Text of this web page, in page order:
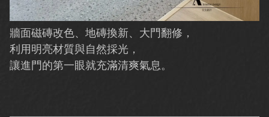
牆面磁磚改色、地磚換新、大門翻修，
利用明亮材質與自然採光，
讓進門的第一眼就充滿清爽氣息。